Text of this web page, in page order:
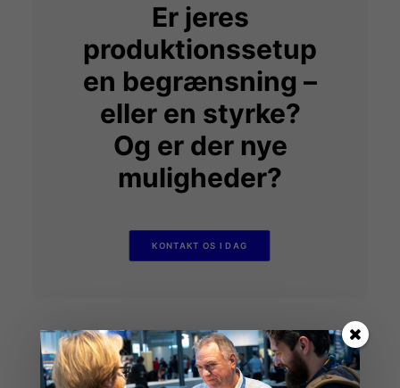
Er jeres
produktionssetup
en begrænsning –
eller en styrke?
Og er der nye
muligheder?
KONTAKT OS I DAG